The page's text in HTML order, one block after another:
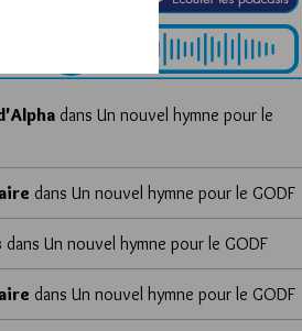
dans Un nouvel hymne pour le
dans Un nouvel hymne pour le GODF
dans Un nouvel hymne pour le GODF
dans Un nouvel hymne pour le GODF